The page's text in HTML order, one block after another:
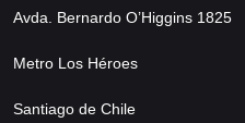
Avda. Bernardo O’Higgins 1825
Metro Los Héroes
Santiago de Chile